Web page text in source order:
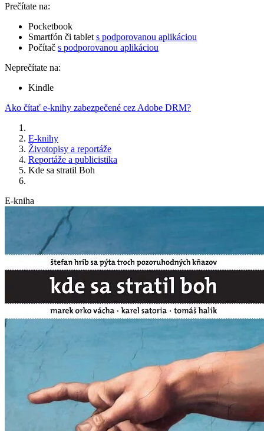
Prečítate na:
Pocketbook
Smartfón či tablet s podporovanou aplikáciou
Počítač s podporovanou aplikáciou
Neprečítate na:
Kindle
Ako čítať e-knihy zabezpečené cez Adobe DRM?
E-knihy
Životopisy a reportáže
Reportáže a publicistika
Kde sa stratil Boh
E-kniha